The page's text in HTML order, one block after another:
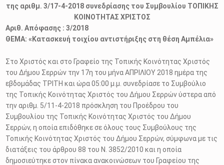
της αριθμ. 3/17-4-2018 συνεδρίασης του Συμβουλίου ΤΟΠΙΚΗΣ
ΚΟΙΝΟΤΗΤΑΣ ΧΡΙΣΤΟΣ
Αριθ. Απόφασης : 3/2018
ΘΕΜΑ: «Κατασκευή τοιχίου αντιστήριξης στη θέση Αμπέλια»
Στο Χριστός και στο Γραφείο της Τοπικής Κοινότητας Χριστός
του Δήμου Σερρών την 17η του μήνα ΑΠΡΙΛΙΟΥ 2018 ημέρα της
εβδομάδας ΤΡΙΤΗ και ώρα 05:00 μ.μ. συνεδρίασε το Συμβούλιο
της Τοπικής Κοινότητας Χριστός του Δήμου Σερρών ύστερα από
την αριθμ. 5/11-4-2018 πρόσκληση του Προέδρου του
Συμβουλίου της Τοπικής Κοινότητας Χριστός του Δήμου
Σερρών, η οποία επιδόθηκε σε όλους τους Συμβούλους της
Τοπικής Κοινότητας Χριστός του Δήμου Σερρών, σύμφωνα με τις
διατάξεις του άρθρου 88 του Ν. 3852/2010 και η οποία
δημοσιεύτηκε στον πίνακα ανακοινώσεων του Γραφείου της